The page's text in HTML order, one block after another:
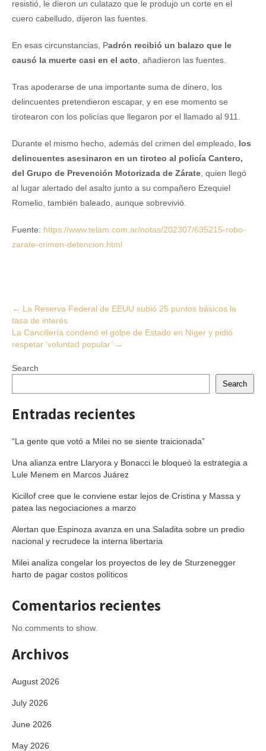
resistió, le dieron un culatazo que le produjo un corte en el
cuero cabelludo, dijeron las fuentes.
En esas circunstancias, Padrón recibió un balazo que le
causó la muerte casi en el acto , añadieron las fuentes.
Tras apoderarse de una importante suma de dinero, los
delincuentes pretendieron escapar, y en ese momento se
tirotearon con los policías que llegaron por el llamado al 911.
Durante el mismo hecho, además del crimen del empleado, los
delincuentes asesinaron en un tiroteo al policía Cantero,
del Grupo de Prevención Motorizada de Zárate , quien llegó
al lugar alertado del asalto junto a su compañero Ezequiel
Romelio, también baleado, aunque sobrevivió.
Fuente: https://www.telam.com.ar/notas/202307/635215-robo-
zarate-crimen-detencion.html
Post
navigation
← La Reserva Federal de EEUU subió 25 puntos básicos la
tasa de interés
La Cancillería condenó el golpe de Estado en Níger y pidió
respetar ‘voluntad popular’ →
Search
Search
Entradas recientes
“La gente que votó a Milei no se siente traicionada”
Una alianza entre Llaryora y Bonacci le bloqueó la estrategia a
Lule Menem en Marcos Juárez
Kicillof cree que le conviene estar lejos de Cristina y Massa y
patea las negociaciones a marzo
Alertan que Espinoza avanza en una Saladita sobre un predio
nacional y recrudece la interna libertaria
Milei analiza congelar los proyectos de ley de Sturzenegger
harto de pagar costos políticos
Comentarios recientes
No comments to show.
Archivos
August 2026
July 2026
June 2026
May 2026